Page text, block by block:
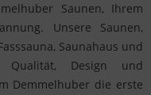
Saunen, Ihrem
Unsere Saunen,
Saunahaus und
Design und
Demmelhuber die erste